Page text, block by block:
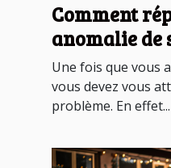
Comment
anomalie de
antipollution
Une fois que vous
vous devez vous
problème. En effet...